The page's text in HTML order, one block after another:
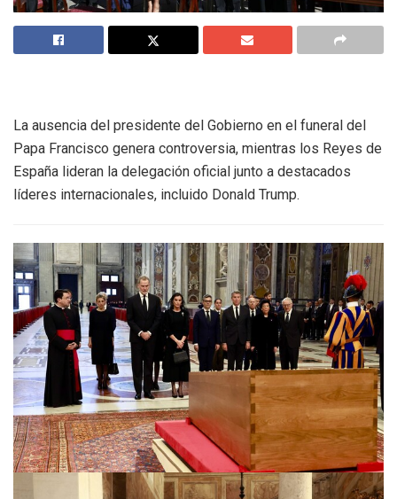
La ausencia del presidente del Gobierno en el funeral del
Papa Francisco genera controversia, mientras los Reyes de
España lideran la delegación oficial junto a destacados
líderes internacionales, incluido Donald Trump.